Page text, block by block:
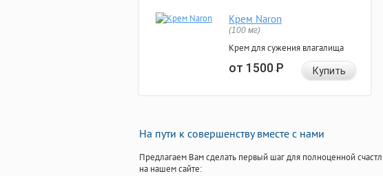
Крем Naron
(100 мг)
Крем для сужения влагалища
от 1500Р Купить
На пути к совершенству вместе с нами
Предлагаем Вам сделать первый шаг для полноценной
на нашем сайте: